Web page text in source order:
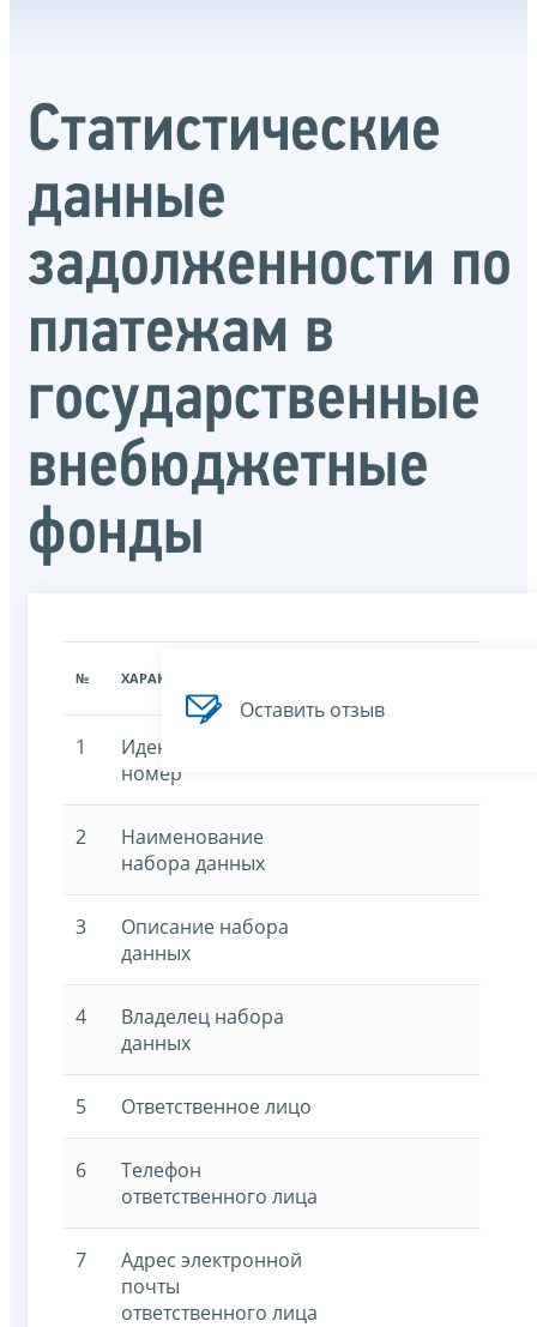
Статистические
данные
задолженности по
платежам в
государственные
внебюджетные
фонды
№ ХАРАКТЕРИСТИКА
1
Идентификационный
номер
2
Наименование
набора данных
3
Описание набора
данных
4
Владелец набора
данных
5 Ответственное лицо
6
Телефон
ответственного лица
7
Адрес электронной
почты
ответственного лица
Оставить отзыв